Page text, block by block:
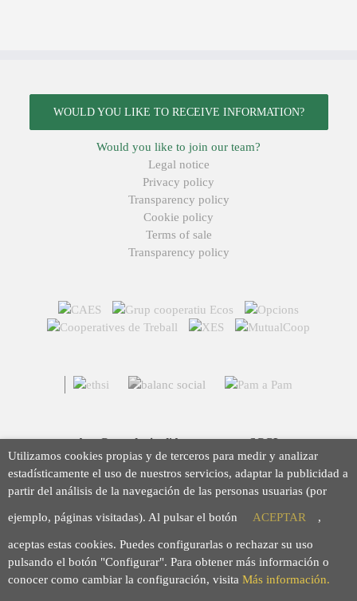
WOULD YOU LIKE TO RECEIVE INFORMATION?
Would you like to join our team?
Legal notice
Privacy policy
Transparency policy
Cookie policy
Terms of sale
Transparency policy
Arç Corredoria d'Assegurances, SCCL
Casp 43, 08010 Barcelona
93 423 46 02
info@arc.coop
Utilizamos cookies propias y de terceros para medir y analizar
estadísticamente el uso de nuestros servicios, adaptar la publicidad a
partir del análisis de la navegación de las personas usuarias (por
ejemplo, páginas visitadas). Al pulsar el botón ACEPTAR ,
aceptas estas cookies. Puedes configurarlas o rechazar su uso
pulsando el botón "Configurar". Para obtener más información o
conocer como cambiar la configuración, visita Más información.